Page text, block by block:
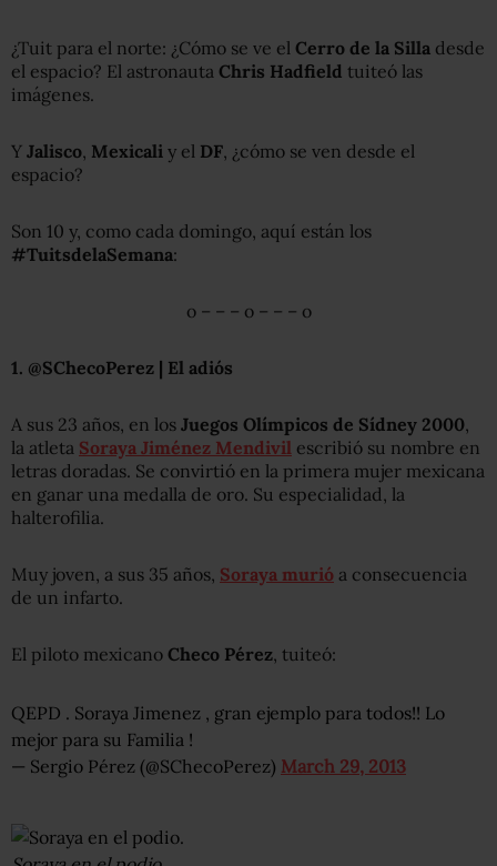
¿Tuit para el norte: ¿Cómo se ve el Cerro de la Silla desde
el espacio? El astronauta Chris Hadfield tuiteó las
imágenes.
Y Jalisco Mexicali y el DF , ¿cómo se ven desde el
espacio?
Son 10 y, como cada domingo, aquí están los
#TuitsdelaSemana:
o – – – o – – – o
1. @SChecoPerez | El adiós
A sus 23 años, en los Juegos Olímpicos de Sídney 2000
la atleta Soraya Jiménez Mendivil escribió su nombre en
letras doradas. Se convirtió en la primera mujer mexicana
en ganar una medalla de oro. Su especialidad, la
halterofilia.
Muy joven, a sus 35 años, Soraya murió a consecuencia
de un infarto.
El piloto mexicano Checo Pérez , tuiteó:
QEPD . Soraya Jimenez , gran ejemplo para todos!! Lo
mejor para su Familia !
— Sergio Pérez (@SChecoPerez) March 29, 2013